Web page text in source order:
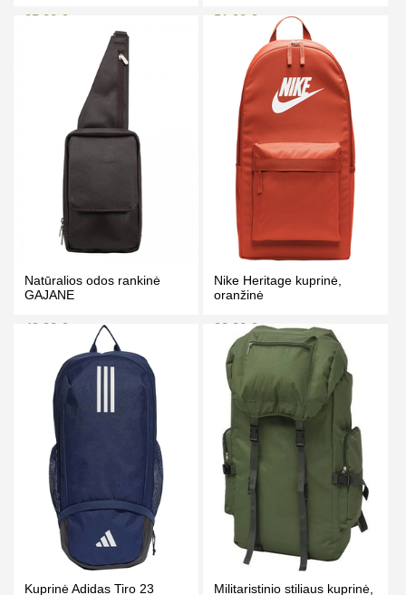
35.00 €
Kaina prisijungus
PIRKTI
51.00 €
Kaina prisijungus
56.00 €
PIRKTI
Natūralios odos rankinė
GAJANE
49.90 €
Kaina prisijungus
56.00 €
Nike Heritage kuprinė,
oranžinė
38.00 €
Kaina prisijungus
44.00 €
PIRKTI
Kuprinė Adidas Tiro 23
Militaristinio stiliaus kuprinė,